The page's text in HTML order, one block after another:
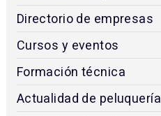
Directorio de empresas
Cursos y eventos
Formación técnica
Actualidad de peluquería